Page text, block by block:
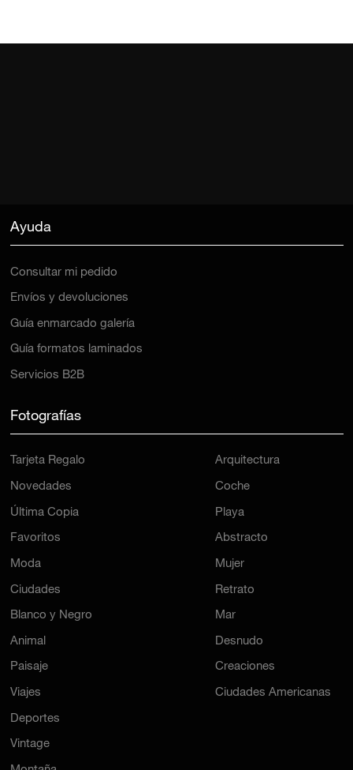
Ayuda
Consultar mi pedido
Envíos y devoluciones
Guía enmarcado galería
Guía formatos laminados
Servicios B2B
Fotografías
Tarjeta Regalo
Novedades
Última Copia
Favoritos
Moda
Ciudades
Blanco y Negro
Animal
Paisaje
Viajes
Deportes
Arquitectura
Coche
Playa
Abstracto
Mujer
Retrato
Mar
Desnudo
Creaciones
Ciudades Americanas
Vintage